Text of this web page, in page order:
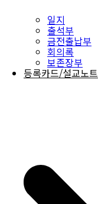
일지
출석부
금전출납부
회의록
보존장부
등록카드/설교노트